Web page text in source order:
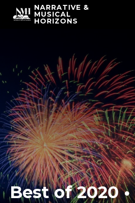
NARRATIVE &
MUSICAL
HORIZONS
Best of 2020 •